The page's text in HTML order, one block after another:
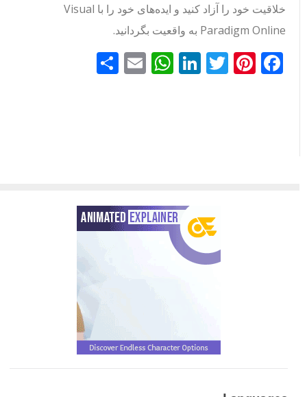
خلاقیت خود را آزاد کنید و ایده‌های خود را با Visual
Paradigm Online به واقعیت بگردانید.
Facebook
Pinterest
Twitter
LinkedIn
WhatsApp
Emailاشتراک